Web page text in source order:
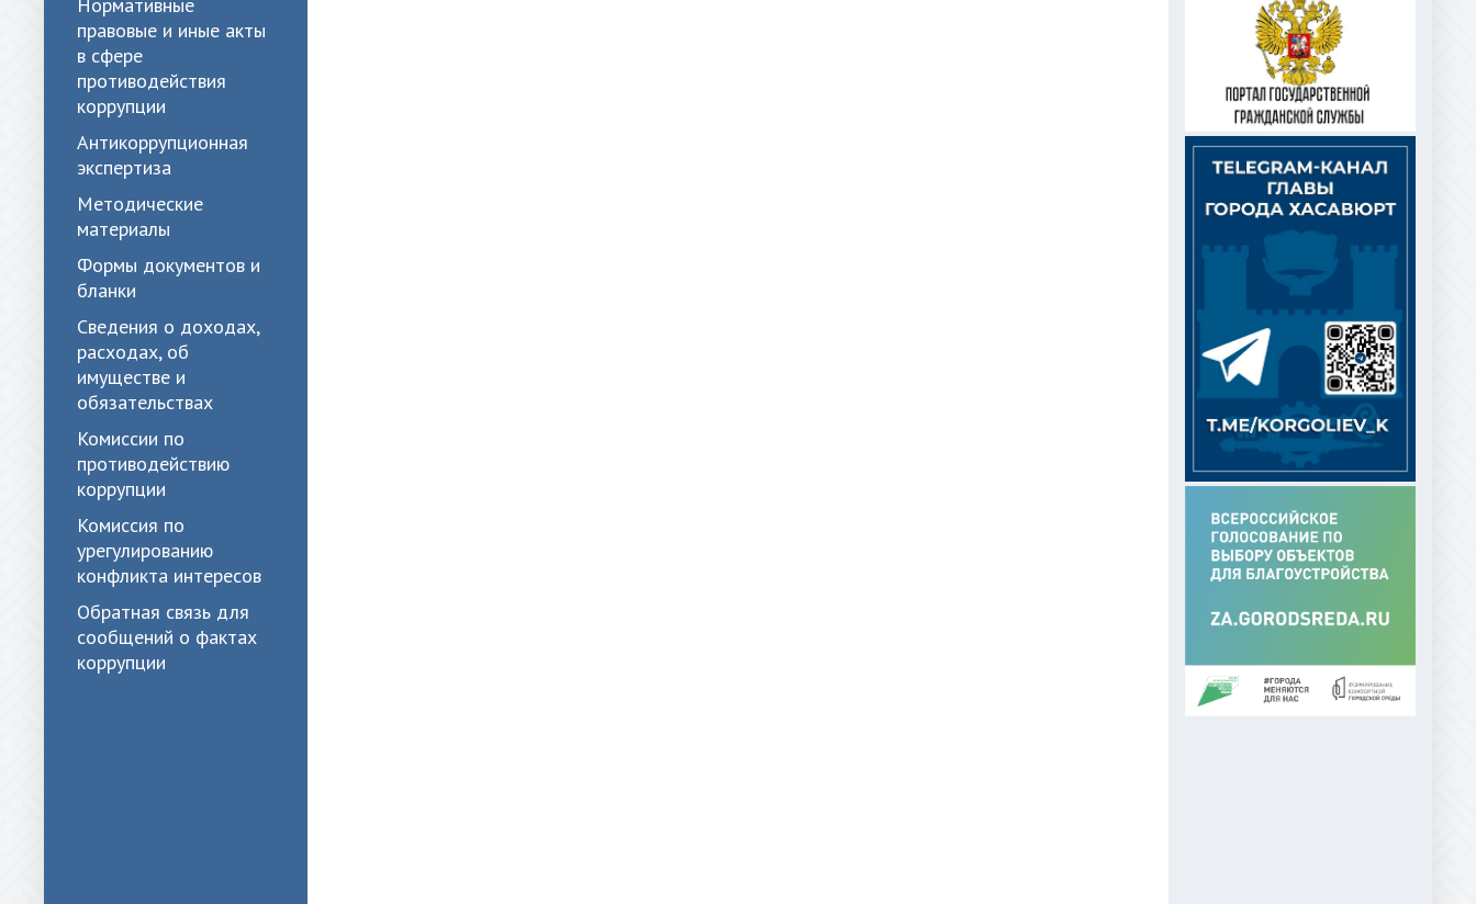
правовые и иные акты
в сфере
противодействия
коррупции
Антикоррупционная
экспертиза
Методические
материалы
Формы документов и
бланки
Сведения о доходах,
расходах, об
имуществе и
обязательствах
Комиссии по
противодействию
коррупции
Комиссия по
урегулированию
конфликта интересов
Обратная связь для
сообщений о фактах
коррупции